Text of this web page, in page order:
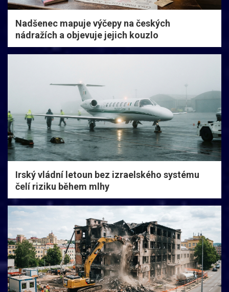
Nadšenec mapuje výčepy na českých
nádražích a objevuje jejich kouzlo
Irský vládní letoun bez izraelského systému
čelí riziku během mlhy